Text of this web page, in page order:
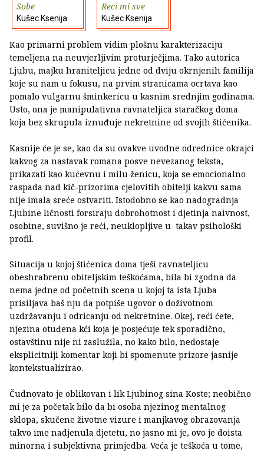
Sobe
Kušec Ksenija
Reci mi sve
Kušec Ksenija
Kao primarni problem vidim plošnu karakterizaciju
temeljena na neuvjerljivim proturječjima. Tako autorica
Ljubu, majku hraniteljicu jedne od dviju okrnjenih familija
koje su nam u fokusu, na prvim stranicama ocrtava kao
pomalo vulgarnu šminkericu u kasnim srednjim godinama.
Usto, ona je manipulativna ravnateljica staračkog doma
koja bez skrupula iznuđuje nekretnine od svojih štićenika.
Kasnije će je se, kao da su ovakve uvodne odrednice okrajci
kakvog za nastavak romana posve nevezanog teksta,
prikazati kao kućevnu i milu ženicu, koja se emocionalno
raspada nad kič-prizorima cjelovitih obitelji kakvu sama
nije imala sreće ostvariti. Istodobno se kao nadogradnja
Ljubine ličnosti forsiraju dobrohotnost i djetinja naivnost,
osobine, suvišno je reći, neuklopljive u takav psihološki
profil.
Situacija u kojoj štićenica doma tješi ravnateljicu
obeshrabrenu obiteljskim teškoćama, bila bi zgodna da
nema jedne od početnih scena u kojoj ta ista Ljuba
prisiljava baš nju da potpiše ugovor o doživotnom
uzdržavanju i odricanju od nekretnine. Okej, reći ćete,
njezina otuđena kći koja je posjećuje tek sporadično,
ostavštinu nije ni zaslužila, no kako bilo, nedostaje
eksplicitniji komentar koji bi spomenute prizore jasnije
kontekstualizirao.
Čudnovato je oblikovan i lik Ljubinog sina Koste; neobično
mi je za početak bilo da bi osoba njezinog mentalnog
sklopa, skučene životne vizure i manjkavog obrazovanja
takvo ime nadjenula djetetu, no jasno mi je, ovo je doista
minorna i subjektivna primjedba. Veća je teškoća u tome,